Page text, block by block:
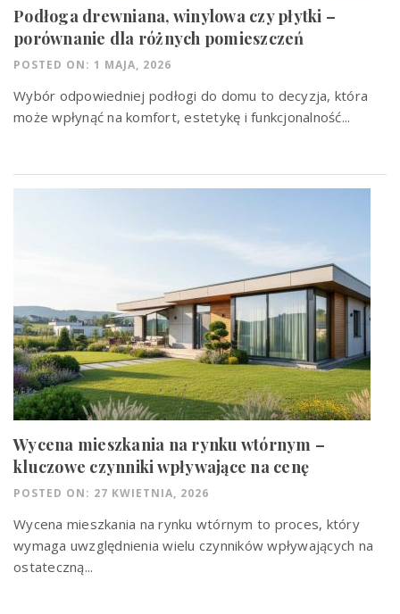
Podłoga drewniana, winylowa czy płytki –
porównanie dla różnych pomieszczeń
POSTED ON: 1 MAJA, 2026
Wybór odpowiedniej podłogi do domu to decyzja, która
może wpłynąć na komfort, estetykę i funkcjonalność...
Wycena mieszkania na rynku wtórnym –
kluczowe czynniki wpływające na cenę
POSTED ON: 27 KWIETNIA, 2026
Wycena mieszkania na rynku wtórnym to proces, który
wymaga uwzględnienia wielu czynników wpływających na
ostateczną...